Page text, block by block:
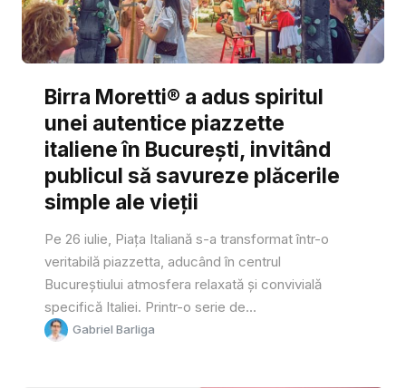
Birra Moretti® a adus spiritul
unei autentice piazzette
italiene în București, invitând
publicul să savureze plăcerile
simple ale vieții
Pe 26 iulie, Piața Italiană s-a transformat într-o
veritabilă piazzetta, aducând în centrul
Bucureștiului atmosfera relaxată și convivială
specifică Italiei. Printr-o serie de...
Gabriel Barliga